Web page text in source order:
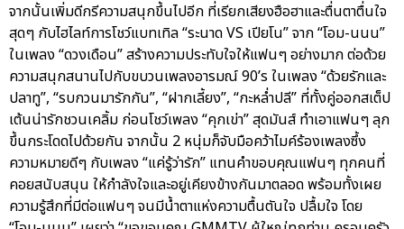
จากนั้นเพิ่มดีกรีความสนุกขึ้นไปอีก ที่เรียกเสียงฮือฮาและตื่นตาตื่นใจ
สุดๆ กับไฮไลท์การโชว์แบทเทิล “ระนาด VS เปียโน” จาก “โอม-นนน”
ในเพลง “ดวงเดือน” สร้างความประทับใจให้แฟนๆ อย่างมาก ต่อด้วย
ความสนุกสนานไปกับขบวนเพลงอารมณ์ 90’s ในเพลง “ด้วยรักและ
ปลาทู”, “รบกวนมารักกัน”, “ฝากเลี้ยง”, “กะหล่ำปลี” ที่ทั้งคู่ออกสเต็ป
เต้นน่ารักชวนเคลิ้ม ก่อนโชว์เพลง “คุกเข่า” สุดมันส์ ทำเอาแฟนๆ ลุก
ขึ้นกระโดดไปด้วยกัน จากนั้น 2 หนุ่มก็จับมือคว้าไมค์ร้องเพลงซึ้ง
ความหมายดีๆ กับเพลง “แค่รู้ว่ารัก” แทนคำขอบคุณแฟนๆ ทุกคนที่
คอยสนับสนุน ให้กำลังใจและอยู่เคียงข้างกันมาตลอด พร้อมทั้งเผย
ความรู้สึกที่มีต่อแฟนๆ จนมีน้ำตาแห่งความตื้นตันใจ ปลื้มใจ โดย